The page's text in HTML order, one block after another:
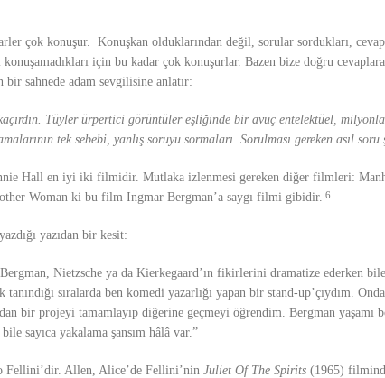
çok konuşur. Konuşkan olduklarından değil, sorular sordukları,
için bu kadar çok konuşurlar. Bazen bize doğru
sahnede adam sevgilisine anlatır:
kaçırdın. Tüyler ürpertici görüntüler eşliğinde bir avuç entelektüel,
tek sebebi, yanlış soruyu sormaları. Sorulması gereken asıl
Hall en iyi iki filmidir. Mutlaka izlenmesi gereken diğer filmleri:
Woman ki bu film Ingmar Bergman’a saygı filmi gibidir. 6
yazıdan bir kesit:
Nietzsche ya da Kierkegaard’ın fikirlerini dramatize ederken
sıralarda ben komedi yazarlığı yapan bir stand-up’çıydım.
bir projeyi tamamlayıp diğerine geçmeyi öğrendim. Bergman yaşamı
sayıca yakalama şansım hâlâ var.”
Fellini’dir. Allen, Alice’de Fellini’nin Juliet Of The Spirits (1965)